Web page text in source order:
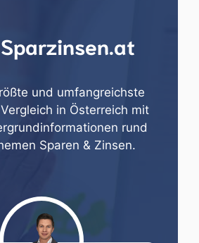
und umfangreichste
in Österreich mit
rund
Sparen & Zinsen.